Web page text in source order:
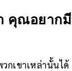
คุณอยาก
กเขาเหล่านั้นไ